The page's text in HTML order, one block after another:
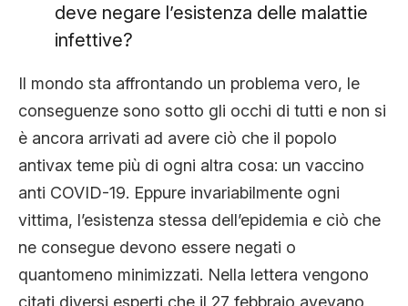
deve negare l’esistenza delle malattie
infettive?
Il mondo sta affrontando un problema vero, le
conseguenze sono sotto gli occhi di tutti e non si
è ancora arrivati ad avere ciò che il popolo
antivax teme più di ogni altra cosa: un vaccino
anti COVID-19. Eppure invariabilmente ogni
vittima, l’esistenza stessa dell’epidemia e ciò che
ne consegue devono essere negati o
quantomeno minimizzati. Nella lettera vengono
citati diversi esperti che il 27 febbraio avevano